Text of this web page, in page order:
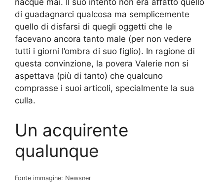
nacque mai. Il suo intento non era affatto quello
di guadagnarci qualcosa ma semplicemente
quello di disfarsi di quegli oggetti che le
facevano ancora tanto male (per non vedere
tutti i giorni l’ombra di suo figlio). In ragione di
questa convinzione, la povera Valerie non si
aspettava (più di tanto) che qualcuno
comprasse i suoi articoli, specialmente la sua
culla.
Un acquirente
qualunque
Fonte immagine: Newsner